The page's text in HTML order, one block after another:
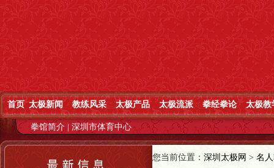
首页 太极新闻 教练风采 太极产品 太极流派 拳经拳论 太极教
拳馆简介 深圳市体育中心
您当前位置： 深圳太极网 > 名